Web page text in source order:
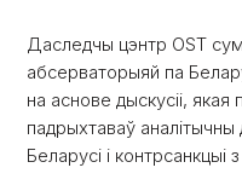
Даследчы цэнтр OST
абсерваторыяй па
на аснове дыскусіі,
падрыхтаваў
Беларусі і контрсанкцыі